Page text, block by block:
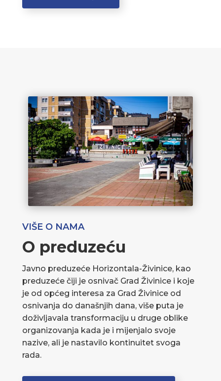
VIŠE O NAMA
O preduzeću
Javno preduzeće Horizontala-Živinice, kao
preduzeće čiji je osnivač Grad Živinice i koje
je od općeg interesa za Grad Živinice od
osnivanja do današnjih dana, više puta je
doživljavala transformaciju u druge oblike
organizovanja kada je i mijenjalo svoje
nazive, ali je nastavilo kontinuitet svoga
rada.